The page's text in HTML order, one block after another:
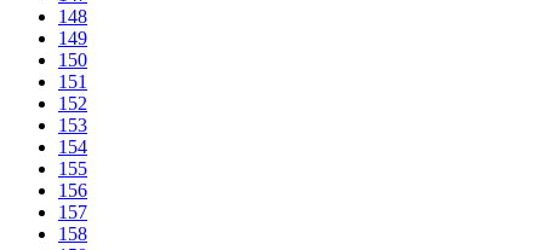
148
149
150
151
152
153
154
155
156
157
158